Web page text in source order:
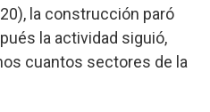
la construcción paró
la actividad siguió,
cuantos sectores de la